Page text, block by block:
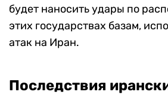
будет наносить удары по
этих государствах базам,
атак на Иран.
Последствия